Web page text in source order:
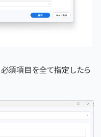
必須項目を全て指定したら